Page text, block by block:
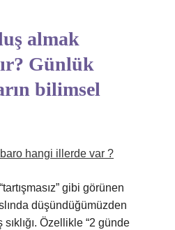
almak
Günlük
bilimsel
hangi illerde var ?
gibi görünen
düşündüğümüzden
Özellikle “2 günde